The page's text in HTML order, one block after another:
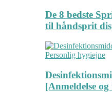
De 8 bedste
til håndsprit
Personlig hygiejne
[Anmeldelse og